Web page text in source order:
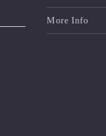
More Info